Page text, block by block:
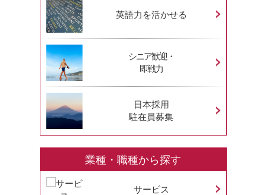
英語力を活かせる
シニア歓迎・
即戦力
日本採用
駐在員募集
業種・職種から探す
サービス